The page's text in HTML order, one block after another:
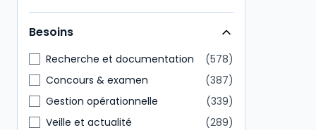
Direction générale
146
Tout public
85
Besoins
Recherche et documentation
578
Concours & examen
387
Gestion opérationnelle
339
Veille et actualité
289